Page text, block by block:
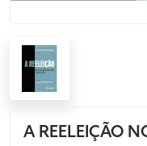
A REELEIÇÃO